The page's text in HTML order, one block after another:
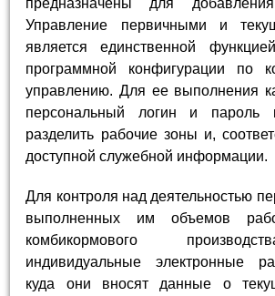
предназначены для
Управление первичными и
является единственной
программной конфигурации по
управлению. Для ее выполнения
персональный логин и пароль
разделить рабочие зоны и,
доступной служебной информации.
Для контроля над деятельностью
выполненных им объемов
комбикормового
индивидуальные электронные
куда они вносят данные о